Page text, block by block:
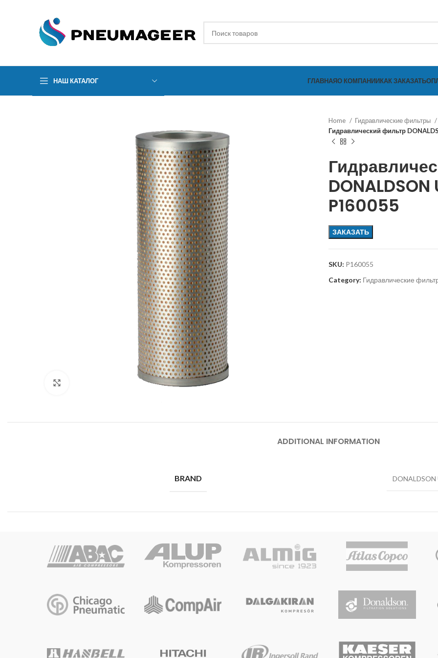
НАШ КАТАЛОГ ГЛАВНАЯО КОМПАНИИКАК ЗАКАЗАТЬ
Home
Гидравлические фильтры
Гидравлический фильтр
DONALDSON
P160055
ЗАКАЗАТЬ
SKU: P160055
Category: Гидравлические
ADDITIONAL INFORMATION
BRAND DONALDSON